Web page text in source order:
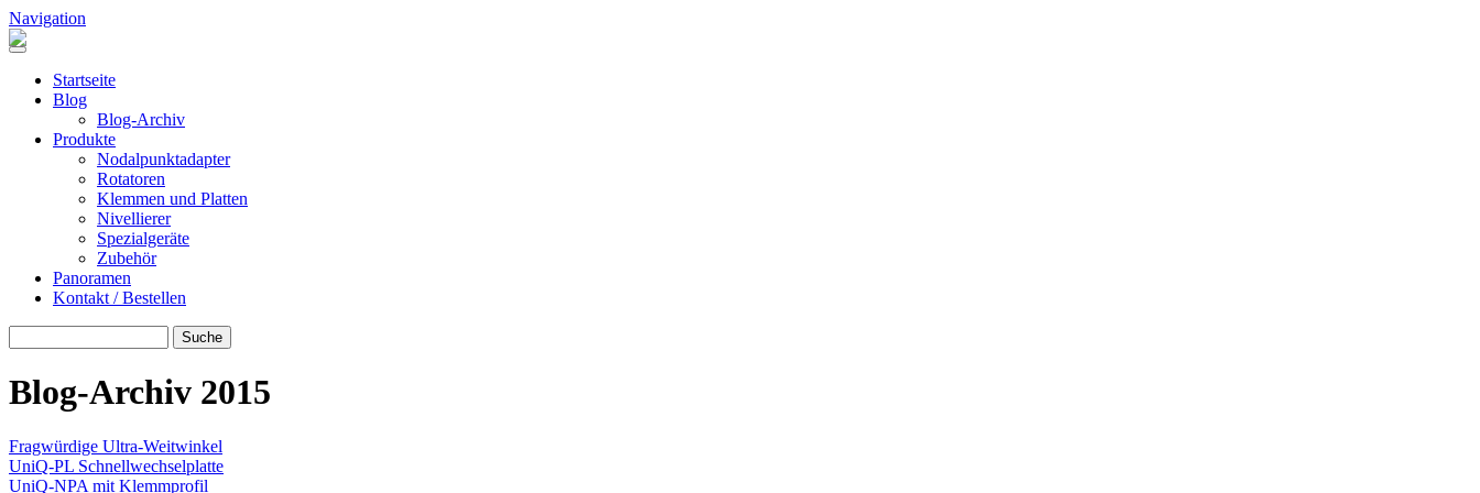
Direkt zum Inhalt
Navigation
Startseite
Blog
Blog-Archiv
Produkte
Nodalpunktadapter
Rotatoren
Klemmen und Platten
Nivellierer
Spezialgeräte
Zubehör
Panoramen
Kontakt / Bestellen
Blog-Archiv 2015
Fragwürdige Ultra-Weitwinkel
UniQ-PL Schnellwechselplatte
UniQ-NPA mit Klemmprofil